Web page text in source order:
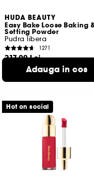
HUDA BEAUTY
Easy Bake Loose Baking
Setting Powder
Pudra libera
1271
217,00 Lei
1.085,00 Lei /100g
11 variante disponibile
Adauga in cos
Hot on social